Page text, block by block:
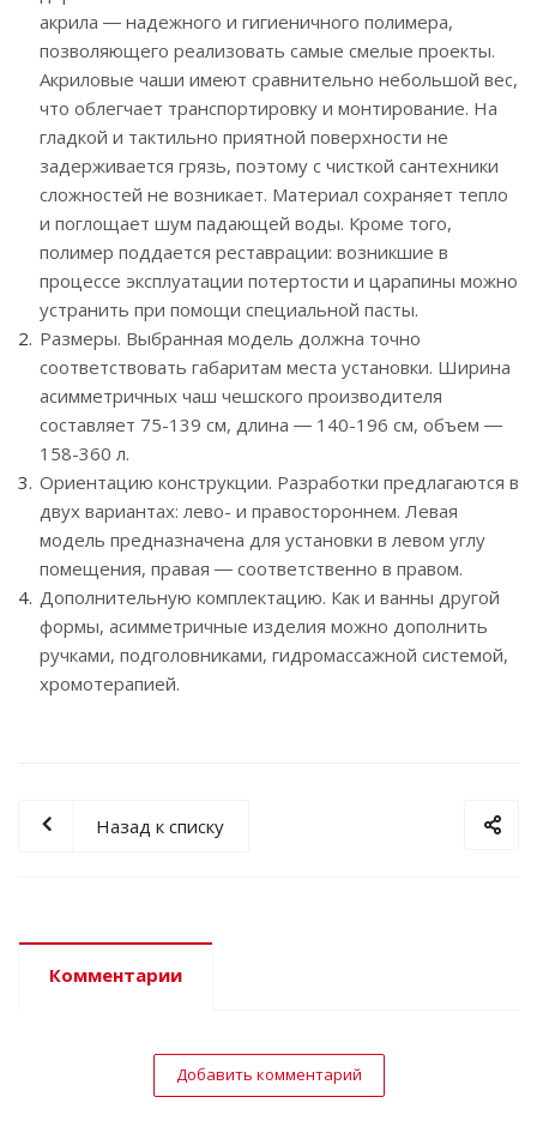
акрила ― надежного и гигиеничного полимера,
позволяющего реализовать самые смелые проекты.
Акриловые чаши имеют сравнительно небольшой вес,
что облегчает транспортировку и монтирование. На
гладкой и тактильно приятной поверхности не
задерживается грязь, поэтому с чисткой сантехники
сложностей не возникает. Материал сохраняет тепло
и поглощает шум падающей воды. Кроме того,
полимер поддается реставрации: возникшие в
процессе эксплуатации потертости и царапины можно
устранить при помощи специальной пасты.
Размеры. Выбранная модель должна точно
соответствовать габаритам места установки. Ширина
асимметричных чаш чешского производителя
составляет 75-139 см, длина ― 140-196 см, объем ―
158-360 л.
Ориентацию конструкции. Разработки предлагаются в
двух вариантах: лево- и правостороннем. Левая
модель предназначена для установки в левом углу
помещения, правая ― соответственно в правом.
Дополнительную комплектацию. Как и ванны другой
формы, асимметричные изделия можно дополнить
ручками, подголовниками, гидромассажной системой,
хромотерапией.
Назад к списку
Комментарии
Добавить комментарий